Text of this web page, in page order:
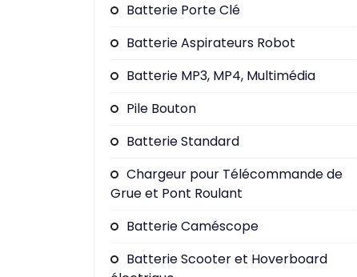
Batterie Porte Clé
Batterie Aspirateurs Robot
Batterie MP3, MP4, Multimédia
Pile Bouton
Batterie Standard
Chargeur pour Télécommande de
Grue et Pont Roulant
Batterie Caméscope
Batterie Scooter et Hoverboard